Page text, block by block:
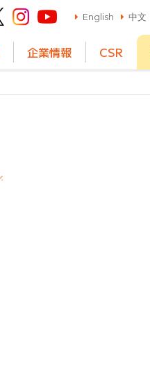
English 中文
企業情報 CSR